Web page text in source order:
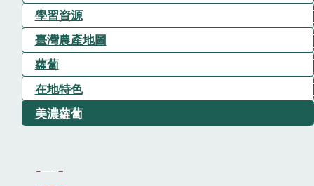
學習資源
臺灣農產地圖
蘿蔔
在地特色
美濃蘿蔔